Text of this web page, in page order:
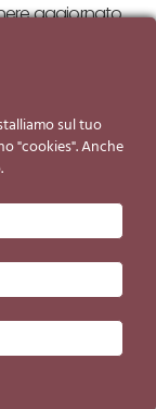
aggiornato
sul tuo
"cookies". Anche